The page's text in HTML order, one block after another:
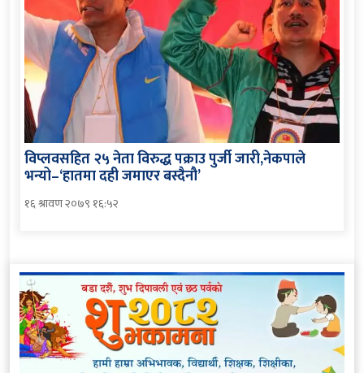
विप्लवसहित २५ नेता विरुद्ध पक्राउ पुर्जी जारी,नेकपाले
भन्यो–‘हातमा दही जमाएर बस्दैनौ’
१६ श्रावण २०७९ १६:५२